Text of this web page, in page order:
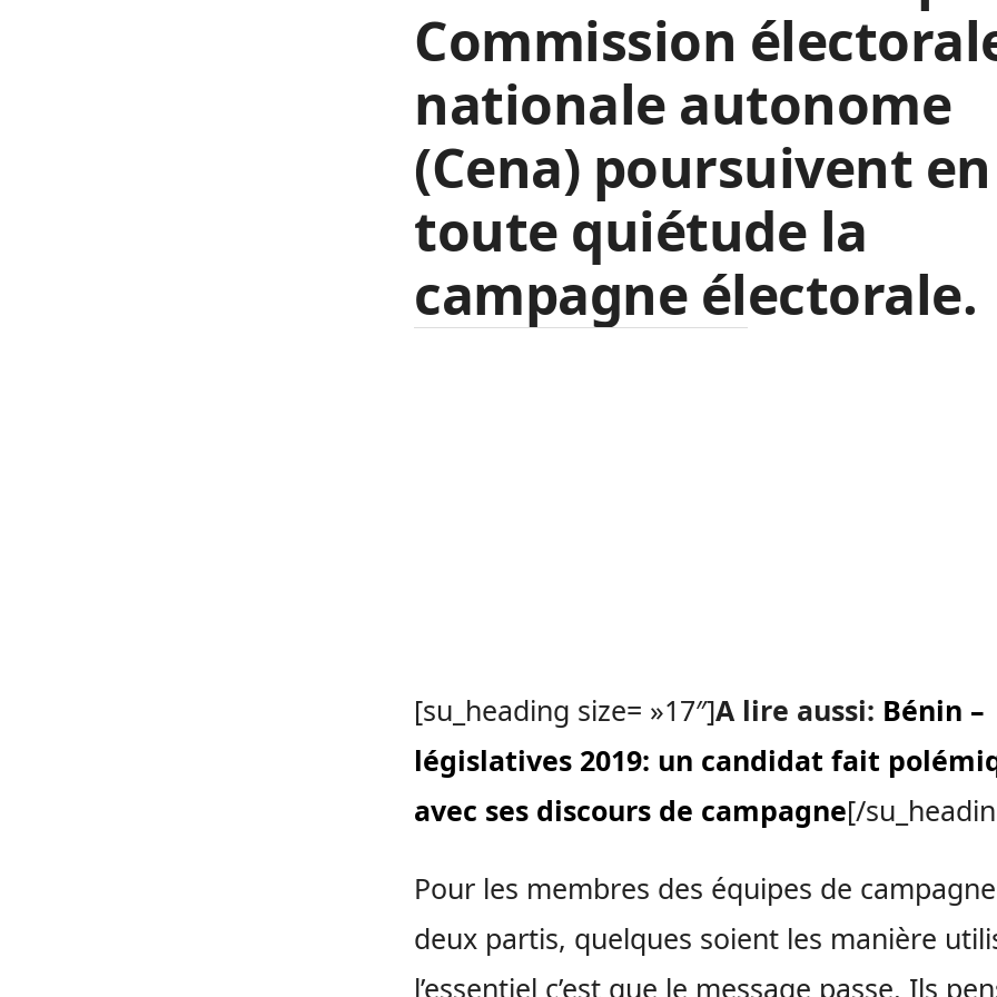
Commission
nationale autonome
(Cena) poursuivent en
toute quiétude la
campagne électorale.
[su_heading size= »17″]A lire aussi: Bénin –
législatives 2019: un candidat fait
avec ses discours de campagne[/
Pour les membres des équipes de
deux partis, quelques soient les manière
l’essentiel c’est que le message passe. Ils